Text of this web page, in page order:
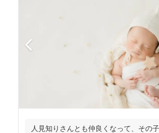
人見知りさんとも仲良くなって、その